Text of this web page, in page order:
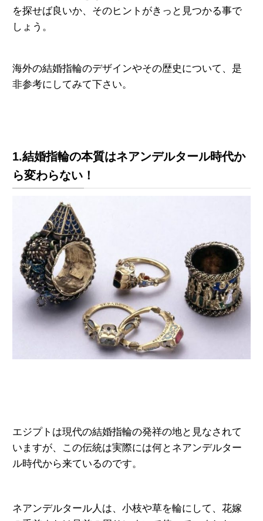
を探せば良いか、そのヒントがきっと見つかる事で
しょう。
海外の結婚指輪のデザインやその歴史について、是
非参考にしてみて下さい。
1.結婚指輪の本質はネアンデルタール時代か
ら変わらない！
エジプトは現代の結婚指輪の発祥の地と見なされて
いま すが、この伝統は実際には何とネアンデルター
ル時代から来ているのです。
ネアンデルタール人は、小枝や草を輪にして、花嫁